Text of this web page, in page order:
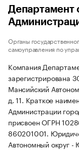
Департамент
Органы
самоуправления по
Компания
зарегистрирована
Мансийский
д. 11. Краткое
Администрации
присвоен ОГРН
860201001.
Автономный округ -